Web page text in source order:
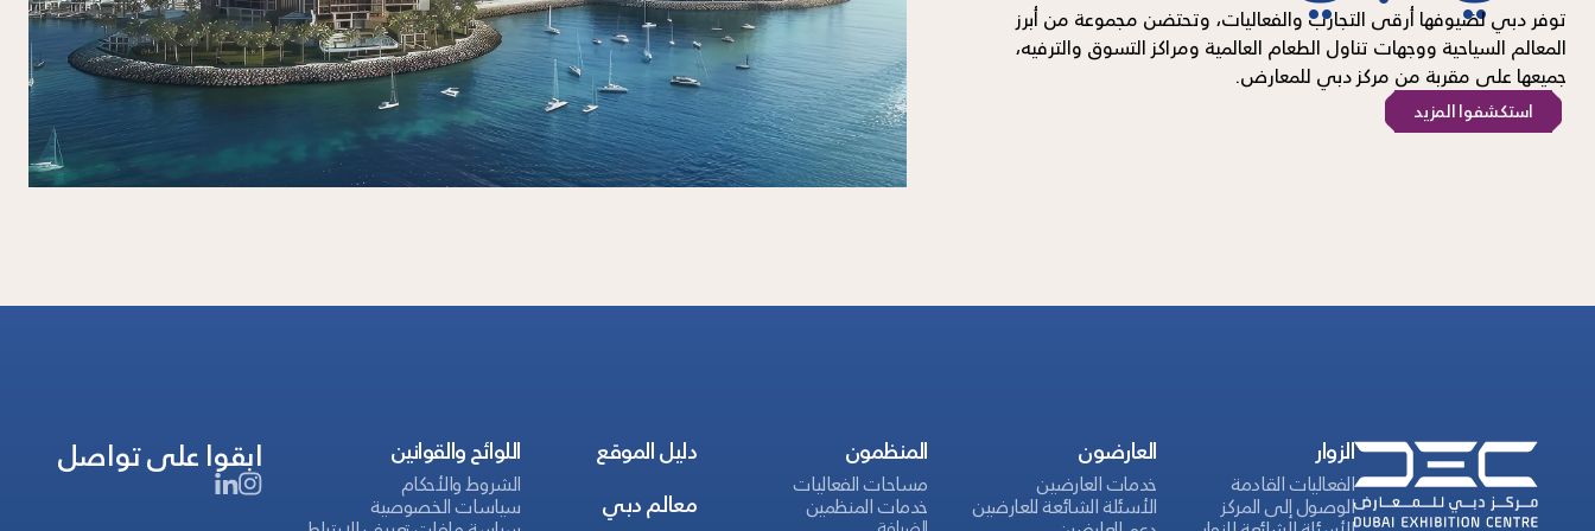
توفر دبي لضيوفها أرقى التجارب والفعاليات، وتحتضن مجموعة من أبرز
المعالم السياحية ووجهات تناول الطعام العالمية ومراكز التسوق والترفيه،
جميعها على مقربة من مركز دبي للمعارض.
استكشفوا المزيد
الزوار
الفعاليات القادمة
الوصول إلى المركز
العارضون
خدمات العارضين
الأسئلة الشائعة للعارضين
المنظمون
مساحات الفعاليات
خدمات المنظمين
دليل الموقع
معالم دبي
اللوائح والقوانين
الشروط والأحكام
سياسات الخصوصية
ابقوا على تواصل